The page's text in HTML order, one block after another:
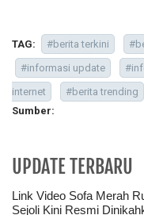
TAG:
#berita terkini
#informasi update
internet
#berita trending
Sumber:
UPDATE TERBARU
Link Video Sofa Merah
Sejoli Kini Resmi